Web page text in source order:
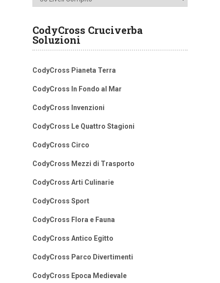
CodyCross Cruciverba
Soluzioni
CodyCross Pianeta Terra
CodyCross In Fondo al Mar
CodyCross Invenzioni
CodyCross Le Quattro Stagioni
CodyCross Circo
CodyCross Mezzi di Trasporto
CodyCross Arti Culinarie
CodyCross Sport
CodyCross Flora e Fauna
CodyCross Antico Egitto
CodyCross Parco Divertimenti
CodyCross Epoca Medievale